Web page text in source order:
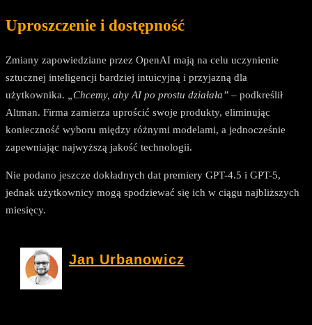
Uproszczenie i dostępność
Zmiany zapowiedziane przez OpenAI mają na celu uczynienie
sztucznej inteligencji bardziej intuicyjną i przyjazną dla
użytkownika. „Chcemy, aby AI po prostu działała” – podkreślił
Altman. Firma zamierza uprościć swoje produkty, eliminując
konieczność wyboru między różnymi modelami, a jednocześnie
zapewniając najwyższą jakość technologii.
Nie podano jeszcze dokładnych dat premiery GPT-4.5 i GPT-5,
jednak użytkownicy mogą spodziewać się ich w ciągu najbliższych
miesięcy.
Jan Urbanowicz